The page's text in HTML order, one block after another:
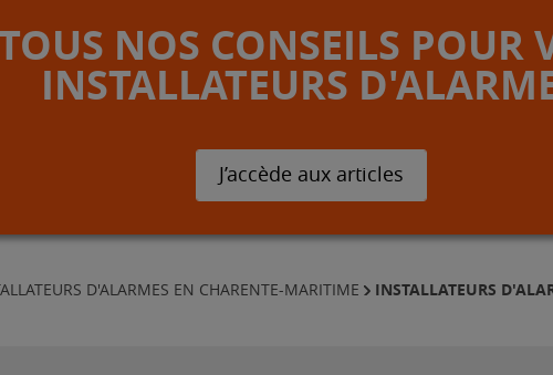
NOS CONSEILS POUR
INSTALLATEURS
J’accède aux articles
D'ALARMES EN CHARENTE-MARITIME INSTALLATEURS